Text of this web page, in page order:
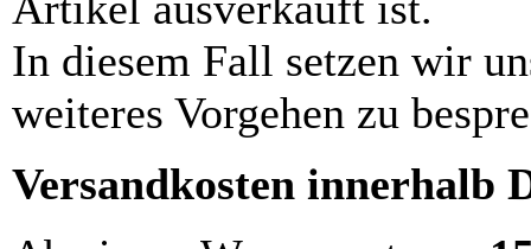
In diesem Fall setzen wir
weiteres Vorgehen zu
Versandkosten innerhalb